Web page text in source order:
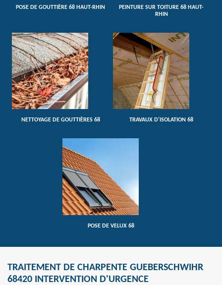
POSE DE GOUTTIÈRE 68 HAUT-RHIN
PEINTURE SUR TOITURE 68 HAUT-
RHIN
NETTOYAGE DE GOUTTIÈRES 68 TRAVAUX D'ISOLATION 68
POSE DE VELUX 68
TRAITEMENT DE CHARPENTE GUEBERSCHWIHR
68420 INTERVENTION D'URGENCE